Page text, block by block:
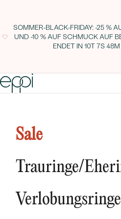
SOMMER-BLACK-FRIDAY: -25 %
UND -10 % AUF SCHMUCK AUF
ENDET IN10T 7S 48M
Sale
Trauringe/
NEUHEITEN
Verlobungsringe
Smaragden